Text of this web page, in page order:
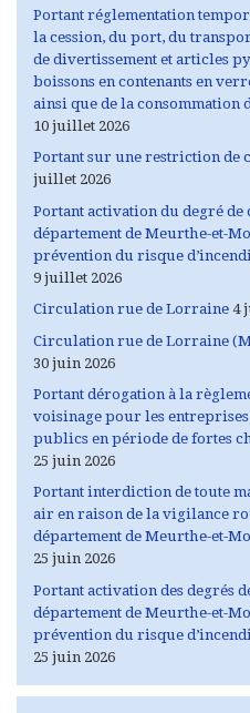
Portant réglementation
la cession, du port, du
de divertissement et articles
boissons en contenants en
ainsi que de la
10 juillet 2026
Portant sur une restriction de
juillet 2026
Portant activation du degré de
département de Meurthe-et-
prévention du risque
9 juillet 2026
Circulation rue de Lorraine 4
Circulation rue de Lorraine
30 juin 2026
Portant dérogation à la
voisinage pour les
publics en période de fortes
25 juin 2026
Portant interdiction de toute
air en raison de la vigilance
département de Meurthe-et-
25 juin 2026
Portant activation des degrés
département de Meurthe-et-
prévention du risque
25 juin 2026